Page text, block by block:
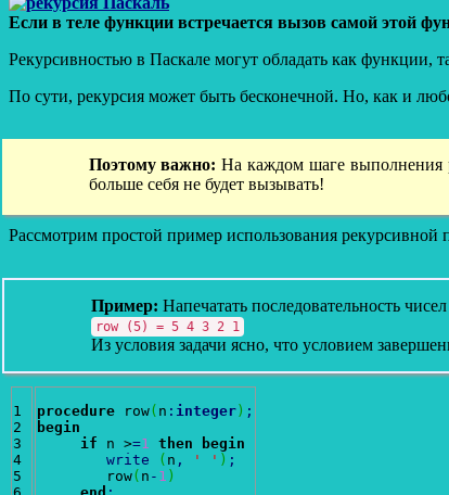
Если в теле функции встречается вызов самой этой
Рекурсивностью в Паскале могут обладать как функции,
По сути, рекурсия может быть бесконечной. Но, как и
Поэтому важно: На каждом шаге выполнения
больше себя не будет вызывать!
Рассмотрим простой пример использования рекурсивной
Пример: Напечатать последовательность
row (5) = 5 4 3 2 1
Из условия задачи ясно, что условием
1
2
3
4
5
procedure row( n : integer ) ;
begin
if n >=1 then
begin
write
( n , ' ' ) ;
        row
( n - 1 )